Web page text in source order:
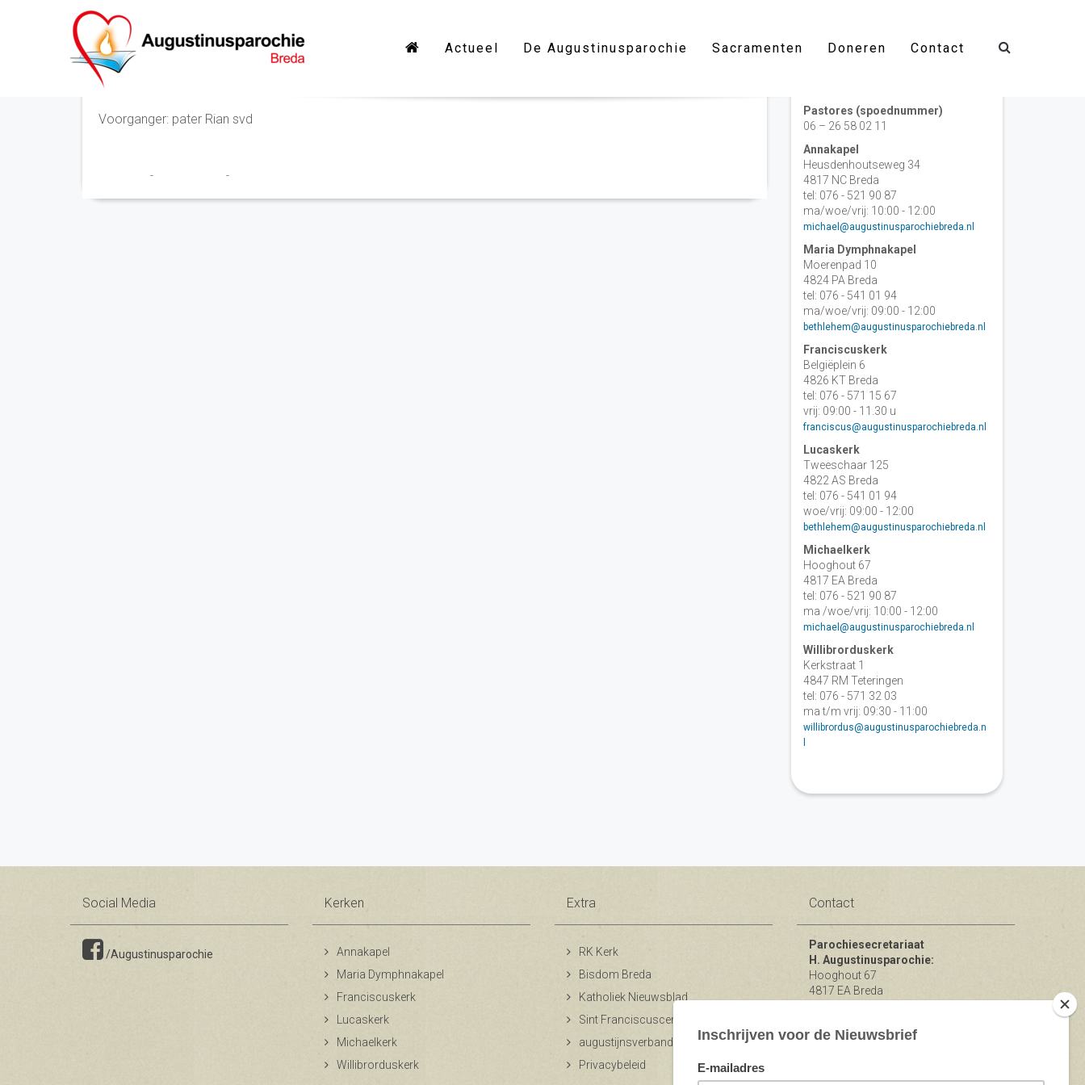
Actueel De Augustinusparochie Sacramenten Doneren Contact
Eucharistieviering
Voorganger: pater Rian svd
- -
Pastores (spoednummer)
06 – 26 58 02 11
Annakapel
Heusdenhoutseweg 34
4817 NC Breda
tel: 076 - 521 90 87
ma/woe/vrij: 10:00 - 12:00
michael@augustinusparochiebreda.nl
Maria Dymphnakapel
Moerenpad 10
4824 PA Breda
tel: 076 - 541 01 94
ma/woe/vrij: 09:00 - 12:00
bethlehem@augustinusparochiebreda.nl
Franciscuskerk
Belgiëplein 6
4826 KT Breda
tel: 076 - 571 15 67
vrij: 09:00 - 11.30 u
franciscus@augustinusparochiebreda.nl
Lucaskerk
Tweeschaar 125
4822 AS Breda
tel: 076 - 541 01 94
woe/vrij: 09:00 - 12:00
bethlehem@augustinusparochiebreda.nl
Michaelkerk
Hooghout 67
4817 EA Breda
tel: 076 - 521 90 87
ma /woe/vrij: 10:00 - 12:00
michael@augustinusparochiebreda.nl
Willibrorduskerk
Kerkstraat 1
4847 RM Teteringen
tel: 076 - 571 32 03
ma t/m vrij: 09:30 - 11:00
willibrordus@augustinusparochiebreda.n
Social Media
/Augustinusparochie
Kerken
Annakapel
Maria Dymphnakapel
Franciscuskerk
Lucaskerk
Michaelkerk
Willibrorduskerk
Extra
RK Kerk
Bisdom Breda
Katholiek Nieuwsblad
Sint Franciscuscentrum
augustijnsverband.nl
Privacybeleid
Contact
Parochiesecretariaat
H. Augustinusparochie:
Hooghout 67
4817 EA Breda
Bereikbaar op ma-woe-vrijdag van